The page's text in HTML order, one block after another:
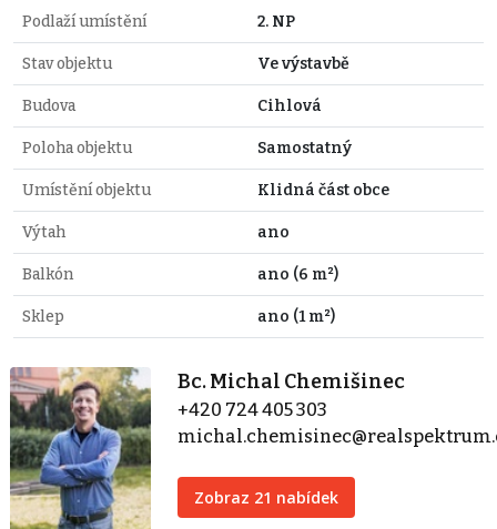
Podlaží umístění 2. NP
Stav objektu Ve výstavbě
Budova Cihlová
Poloha objektu Samostatný
Umístění objektu Klidná část obce
Výtah ano
Balkón ano (6 m²)
Sklep ano (1 m²)
Bc. Michal Chemišinec
+420 724 405 303
Zobraz 21 nabídek